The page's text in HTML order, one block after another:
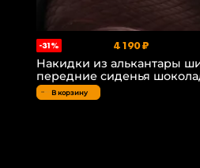
-31% 4 190 ₽
Накидки из алькантары
передние сиденья
В корзину